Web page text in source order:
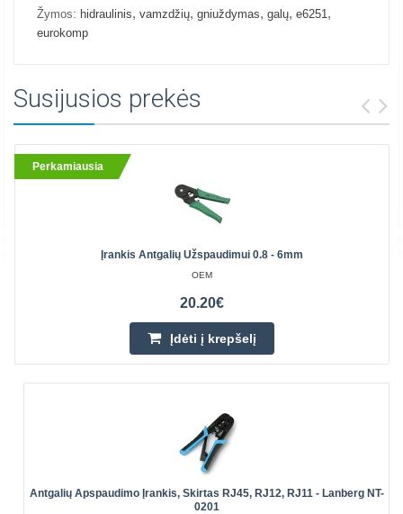
Žymos: hidraulinis, vamzdžių, gniuždymas, galų, e6251,
eurokomp
Susijusios prekės
Perkamiausia
Įrankis Antgalių Užspaudimui 0.8 - 6mm
OEM
20.20€
Įdėti į krepšelį
Antgalių Apspaudimo Įrankis, Skirtas RJ45, RJ12, RJ11 - Lanberg NT-
0201